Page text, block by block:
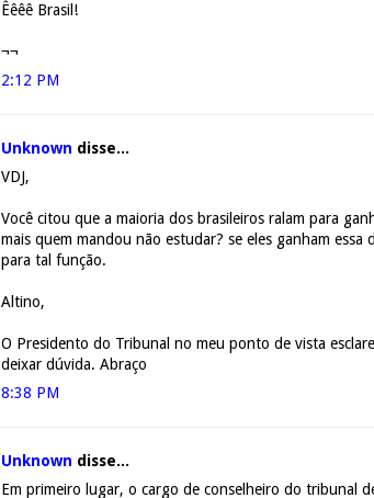
Êêêê Brasil!
¬¬
2:12 PM
Unknown disse...
VDJ,
Você citou que a maioria dos brasileiros ralam para
mais quem mandou não estudar? se eles ganham essa
para tal função.
Altino,
O Presidento do Tribunal no meu ponto de vista
deixar dúvida. Abraço
8:38 PM
Unknown disse...
Em primeiro lugar, o cargo de conselheiro do tribunal